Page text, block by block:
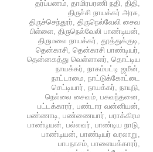
தர்ப்பணம், தாமிரபரணி நதி, திதி,
திருச்சி நாயக்கர் அரசு,
திருச்செந்தூர், திருநெல்வேலி சைவ
பிள்ளை, திருநெல்வேலி பாண்டியன்,
திருமலை நாயக்கர், தூத்துக்குடி,
தென்காசி, தென்காசி பாண்டியர்,
தென்னகத்து வெள்ளாளர், தொட்டிய
நாயக்கர், நாகம்பட்டி ஜமீன்,
நாட்டாமை, நாட்டுக்கோட்டை
செட்டியார், நாயக்கர், நாயுடு,
நெல்லை சைவம், பசுவந்தனை,
பட்டக்காரர், பண்டார வன்னியன்,
பண்ணாடி, பண்ணையார், பராக்கிரம
பாண்டியன், பல்லவர், பாண்டிய நாடு,
பாண்டியன், பாண்டியர் வரலாறு,
பாபநாசம், பாளையக்காரர்,